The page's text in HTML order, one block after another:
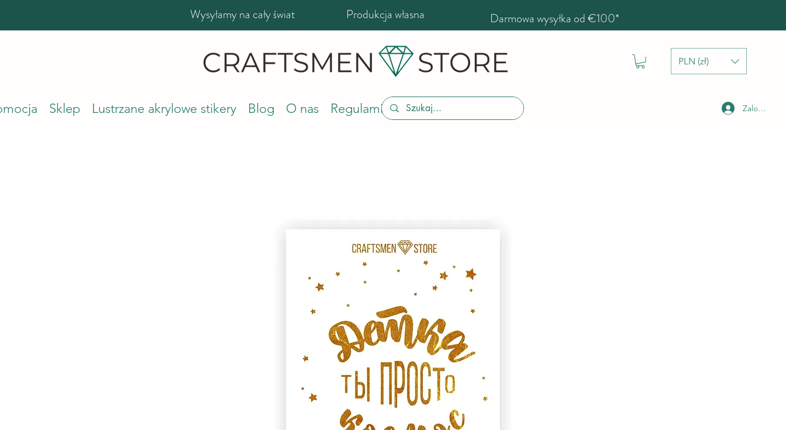
Wysyłamy na cały świat Produkcja własna Darmowa wysyłka od €100*
PLN (zł)
Sklep Lustrzane akrylowe stikery Blog O nas Regulamin sklepu Zaloguj się